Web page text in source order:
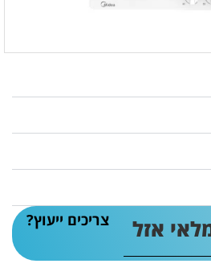
אזל צריכים ייעוץ?